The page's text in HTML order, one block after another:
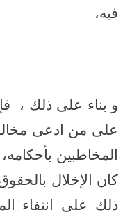
فيه،
و بناء على ذلك ،
على من ادعى
المخاطبين
كان الإخلال
ذلك على انتفاء